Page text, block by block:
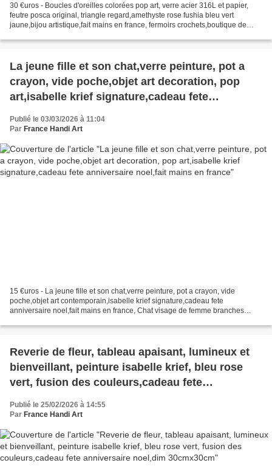
30 €uros - Boucles d'oreilles colorées pop art, verre acier 316L et papier,
feutre posca original, triangle regard,amethyste rose fushia bleu vert
jaune,bijou artistique,fait mains en france, fermoirs crochets,boutique de
La jeune fille et son chat,verre peinture, pot a
crayon, vide poche,objet art decoration, pop
art,isabelle krief signature,cadeau fete
Publié le 03/03/2026 à 11:04
Par France Handi Art
15 €uros - La jeune fille et son chat,verre peinture, pot a crayon, vide
poche,objet art contemporain,isabelle krief signature,cadeau fete
anniversaire noel,fait mains en france, Chat visage de femme branches
Reverie de fleur, tableau apaisant, lumineux et
bienveillant, peinture isabelle krief, bleu rose
vert, fusion des couleurs,cadeau fete
anniversaire noel,dim 30cmx30cm
Publié le 25/02/2026 à 14:55
Par France Handi Art